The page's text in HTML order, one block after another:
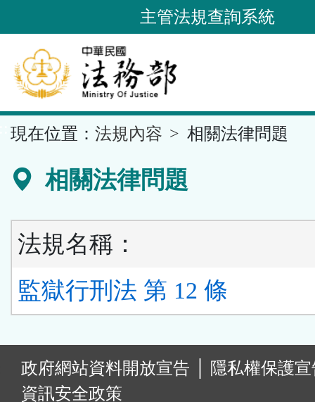
到
要
內
容
區
主管法規查詢系統
現在位置： 法規內容 相關法律問題
相關法律問題
法規名稱：
監獄行刑法 第 12 條
政府網站資料開放宣告
隱私權保護
資訊安全政策